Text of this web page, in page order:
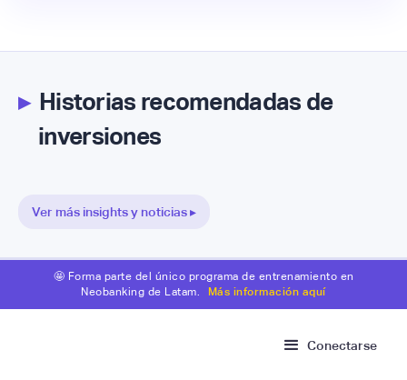
▸Historias recomendadas de
inversiones
Ver más insights y noticias ▸
🤩 Forma parte del único programa de entrenamiento en
Neobanking de Latam.
Más información aquí
Conectarse